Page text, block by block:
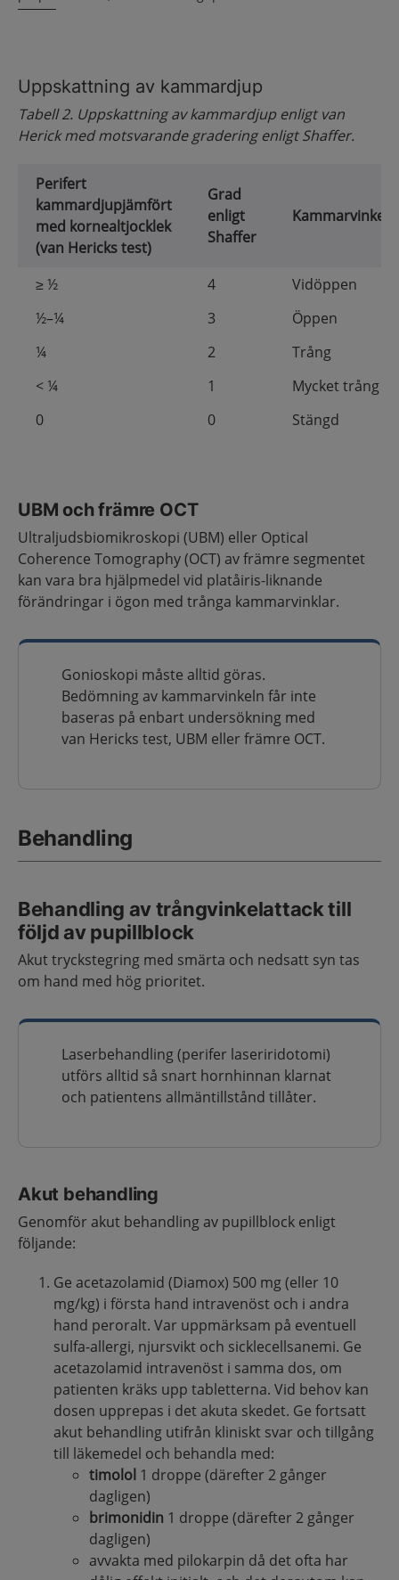
Uppskattning av kammardjup
Tabell 2. Uppskattning av kammardjup enligt van
Herick med motsvarande gradering enligt Shaffer.
Perifert
kammardjupjämfört
med kornealtjocklek
(van Hericks test)
Grad
enligt
Shaffer
Kammarvinkel
≥ ½ 4
Vidöppen
½–¼
3
Öppen
¼
2
Trång
< ¼
1
Mycket trång
0
0 Stängd
UBM och främre OCT
Ultraljudsbiomikroskopi (UBM) eller Optical
Coherence Tomography (OCT) av främre segmentet
kan vara bra hjälpmedel vid platåiris-liknande
förändringar i ögon med trånga kammarvinklar.
Gonioskopi måste alltid göras.
Bedömning av kammarvinkeln får inte
baseras på enbart undersökning med
van Hericks test, UBM eller främre OCT.
Behandling
Behandling av trångvinkelattack till
följd av pupillblock
Akut tryckstegring med smärta och nedsatt syn tas
om hand med hög prioritet.
Laserbehandling (perifer laseriridotomi)
utförs alltid så snart hornhinnan klarnat
och patientens allmäntillstånd tillåter.
Akut behandling
Genomför akut behandling av pupillblock enligt
följande:
Ge acetazolamid (Diamox) 500 mg (eller 10
mg/kg) i första hand intravenöst och i andra
hand peroralt. Var uppmärksam på eventuell
sulfa-allergi, njursvikt och sicklecellsanemi. Ge
acetazolamid intravenöst i samma dos, om
patienten kräks upp tabletterna. Vid behov kan
dosen upprepas i det akuta skedet. Ge fortsatt
akut behandling utifrån kliniskt svar och tillgång
till läkemedel och behandla med:
timolol 1 droppe (därefter 2 gånger
dagligen)
brimonidin 1 droppe (därefter 2 gånger
dagligen)
avvakta med pilokarpin då det ofta har